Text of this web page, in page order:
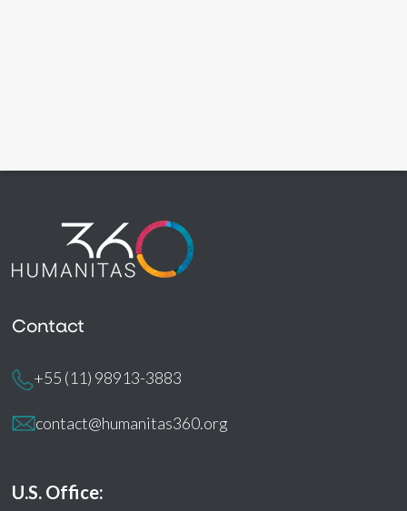
Contact
+55 (11) 98913-3883
contact@humanitas360.org
U.S. Office: